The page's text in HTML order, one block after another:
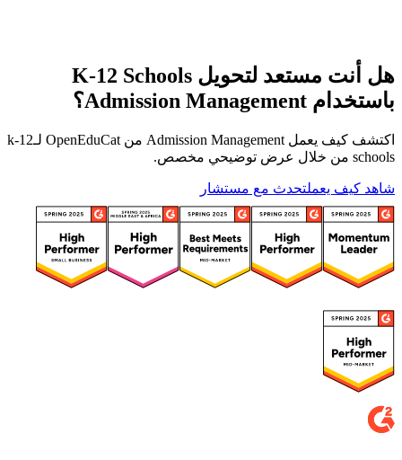
هل أنت مستعد لتحويل K-12 Schools
باستخدام Admission Management؟
اكتشف كيف يعمل Admission Management من OpenEduCat لـk-12
schools من خلال عرض توضيحي مخصص.
شاهد كيف يعملتحدث مع مستشار